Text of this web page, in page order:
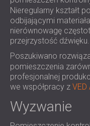
WYCISZANIE I
PANELE
ZDROWIA
AKUSTYCZNE
Nieregularny kształt
odbijającymi
nierównowagę
przejrzystość dźwięku.
Poszukiwano
pomieszczenia
profesjonalnej
we współpracy z VED
Wyzwanie